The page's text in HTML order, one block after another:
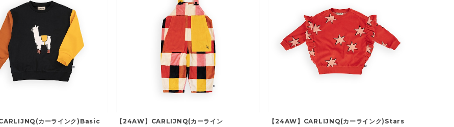
カーラインク)Basic
【24AW】CARLIJNQ(カーライン
【24AW】CARLIJNQ(カーラインク)Stars